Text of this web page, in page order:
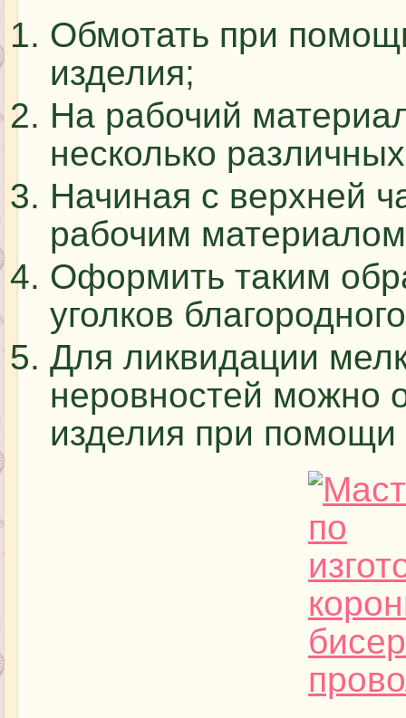
Обмотать при
изделия;
На рабочий
несколько
Начиная с верхней
рабочим
Оформить таким
уголков
Для ликвидации
неровностей можно
изделия при помощи